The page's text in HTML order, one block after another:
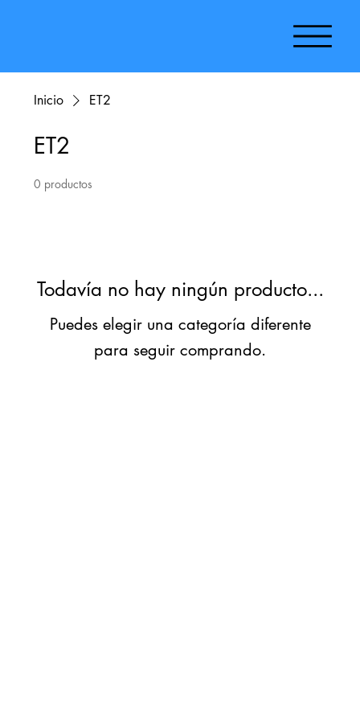
Inicio ET2
ET2
0 productos
Todavía no hay ningún producto...
Puedes elegir una categoría diferente
para seguir comprando.